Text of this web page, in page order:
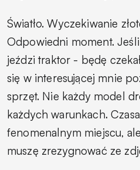
Światło. Wyczekiwanie
Odpowiedni moment.
jeździ traktor - będę
się w interesującej mnie
sprzęt. Nie każdy model
każdych warunkach.
fenomenalnym miejscu,
muszę zrezygnować ze